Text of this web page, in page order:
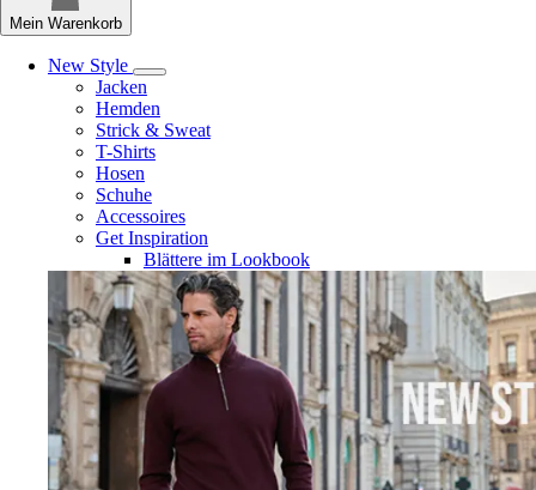
Mein Warenkorb
New Style
Jacken
Hemden
Strick & Sweat
T-Shirts
Hosen
Schuhe
Accessoires
Get Inspiration
Blättere im Lookbook